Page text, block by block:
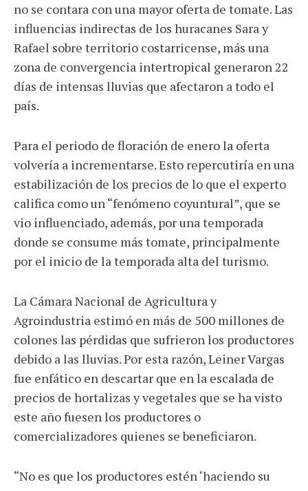
no se contara con una mayor oferta de tomate. Las
influencias indirectas de los huracanes Sara y
Rafael sobre territorio costarricense, más una
zona de convergencia intertropical generaron 22
días de intensas lluvias que afectaron a todo el
país.
Para el periodo de floración de enero la oferta
volvería a incrementarse. Esto repercutiría en una
estabilización de los precios de lo que el experto
califica como un “fenómeno coyuntural”, que se
vio influenciado, además, por una temporada
donde se consume más tomate, principalmente
por el inicio de la temporada alta del turismo.
La Cámara Nacional de Agricultura y
Agroindustria estimó en más de 500 millones de
colones las pérdidas que sufrieron los productores
debido a las lluvias. Por esta razón, Leiner Vargas
fue enfático en descartar que en la escalada de
precios de hortalizas y vegetales que se ha visto
este año fuesen los productores o
comercializadores quienes se beneficiaron.
“No es que los productores estén ‘haciendo su